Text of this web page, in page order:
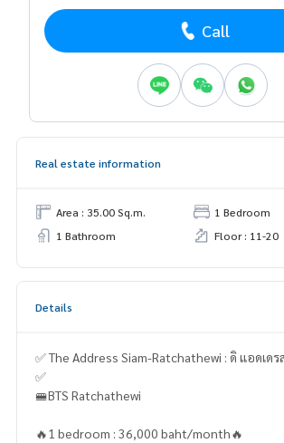
Call
Real estate information
Area : 35.00 Sq.m.
1 Bedroom
1 Bathroom
Floor : 11-20
Details
✅ The Address Siam-Ratchathewi : ดิ แอดเดรส สยาม-ราชเทวี
✅
🚝BTS Ratchathewi
🔥1 bedroom : 36,000 baht/month🔥